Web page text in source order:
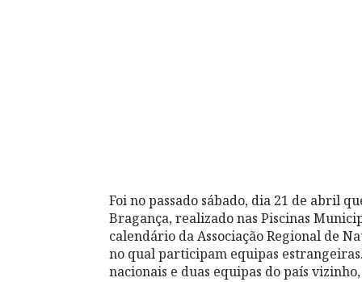
Foi no passado sábado, dia 21 de abril
Bragança, realizado nas Piscinas
calendário da Associação Regional de
no qual participam equipas
nacionais e duas equipas do país